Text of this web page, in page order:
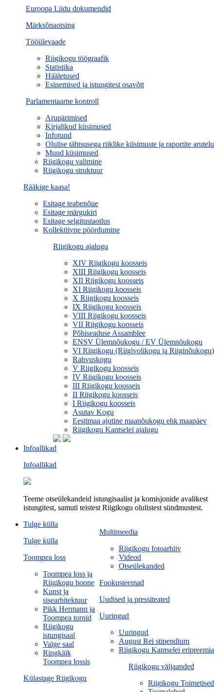
Euroopa Liidu dokumendid
Märksõnaotsing
Tööülevaade
Riigikogu töögraafik
Statistika
Hääletused
Esinemised ja istungitest osavõtt
Parlamentaarne kontroll
Arupärimised
Kirjalikud küsimused
Infotund
Olulise tähtsusega riiklike küsimuste ja raportite arutelu
Muud küsimused
Riigikogu valimine
Riigikogu struktuur
Rääkige kaasa!
Esitage teabenõue
Esitage märgukiri
Esitage selgitustaotlus
Kollektiivne pöördumine
Riigikogu ajalugu
XIV Riigikogu koosseis
XIII Riigikogu koosseis
XII Riigikogu koosseis
XI Riigikogu koosseis
X Riigikogu koosseis
IX Riigikogu koosseis
VIII Riigikogu koosseis
VII Riigikogu koosseis
Põhiseaduse Assamblee
ENSV Ülemnõukogu / EV Ülemnõukogu
VI Riigikogu (Riigivolikogu ja Riiginõukogu)
Rahvuskogu
V Riigikogu koosseis
IV Riigikogu koosseis
III Riigikogu koosseis
II Riigikogu koosseis
I Riigikogu koosseis
Asutav Kogu
Eestimaa ajutine maanõukogu ehk maapäev
Riigikogu Kantselei ajalugu
Infoallikad
Infoallikad
Teeme otseülekandeid istungisaalist ja komisjonide avalikest
istungitest, samuti teistest Riigikogu olulistest sündmustest.
Multimeedia
Riigikogu fotoarhiiv
Videod
Otseülekanded
Fookusteemad
Uudised ja pressiteated
Uuringud
Uuringud
August Rei stipendium
Riigikogu Kantselei eripreemia
Riigikogu väljaanded
Riigikogu Toimetised
Tulge külla
Tulge külla
Toompea loss
Toompea loss ja
Riigikogu hoone
Kunst ja
sisearhitektuur
Pikk Hermann ja
Toompea tornid
Riigikogu
istungisaal
Valge saal
Ringkäik
Toompea lossis
Külastage Riigikogu